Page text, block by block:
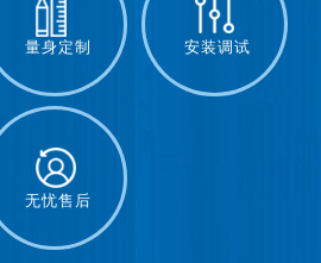
量身定制 安装调试
无忧售后